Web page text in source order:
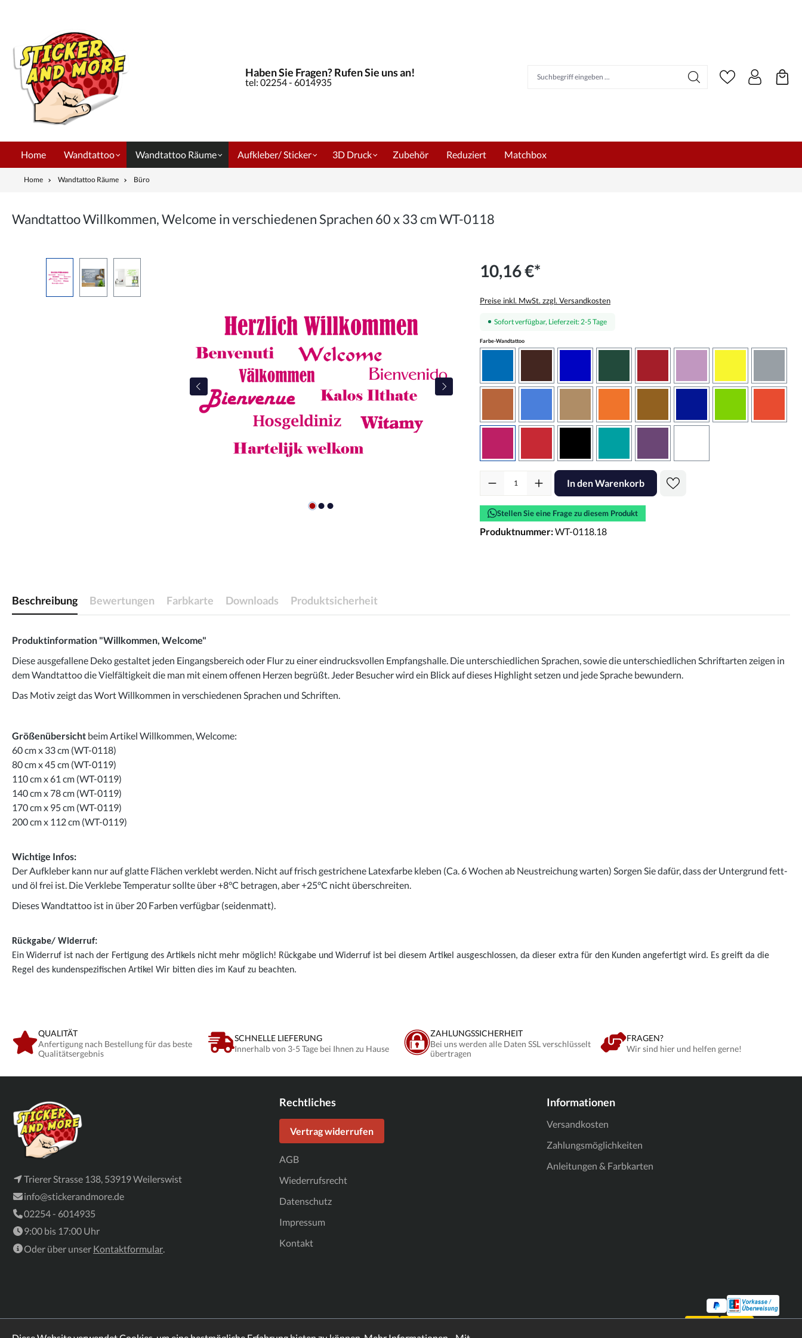
Haben Sie Fragen? Rufen Sie uns an!
tel: 02254 - 6014935
Home Wandtattoo Wandtattoo Räume Aufkleber/ Sticker 3D Druck Zubehör Reduziert Matchbox
Home Wandtattoo Räume Büro
Wandtattoo Willkommen, Welcome in verschiedenen Sprachen 60 x 33 cm WT-0118
10,16 €*
Preise inkl. MwSt. zzgl. Versandkosten
Sofort verfügbar, Lieferzeit: 2-5 Tage
Farbe-Wandtattooauswählen
Produkt Anzahl: Gib den gewünschten Wert ein oder benutze die Schaltflächen
In den Warenkorb
Stellen Sie eine Frage zu diesem Produkt
Produktnummer:WT-0118.18
Beschreibung Bewertungen Farbkarte Downloads Produktsicherheit
Produktinformation "Willkommen, Welcome"
Diese ausgefallene Deko gestaltet jeden Eingangsbereich oder Flur zu einer eindrucksvollen Empfangshalle. Die unterschiedlichen Sprachen, sowie die unterschiedlichen Schriftarten zeigen in
dem Wandtattoo die Vielfältigkeit die man mit einem offenen Herzen begrüßt. Jeder Besucher wird ein Blick auf dieses Highlight setzen und jede Sprache bewundern.
Das Motiv zeigt das Wort Willkommen in verschiedenen Sprachen und Schriften.
Größenübersicht beim Artikel Willkommen, Welcome:
60 cm x 33 cm (WT-0118)
80 cm x 45 cm (WT-0119)
110 cm x 61 cm (WT-0119)
140 cm x 78 cm (WT-0119)
170 cm x 95 cm (WT-0119)
200 cm x 112 cm (WT-0119)
Wichtige Infos:
Der Aufkleber kann nur auf glatte Flächen verklebt werden. Nicht auf frisch gestrichene Latexfarbe kleben (Ca. 6 Wochen ab Neustreichung warten) Sorgen Sie dafür, dass der Untergrund fett-
und öl frei ist. Die Verklebe Temperatur sollte über +8°C betragen, aber +25°C nicht überschreiten.
Dieses Wandtattoo ist in über 20 Farben verfügbar (seidenmatt).
Rückgabe/ Widerruf:
Ein Widerruf ist nach der Fertigung des Artikels nicht mehr möglich! Rückgabe und Widerruf ist bei diesem Artikel ausgeschlossen, da dieser extra für den Kunden angefertigt wird. Es greift da die
Regel des kundenspezifischen Artikel Wir bitten dies im Kauf zu beachten.
QUALITÄT
Anfertigung nach Bestellung für das beste
Qualitätsergebnis
SCHNELLE LIEFERUNG
Innerhalb von 3-5 Tage bei Ihnen zu Hause
ZAHLUNGSSICHERHEIT
Bei uns werden alle Daten SSL verschlüsselt
übertragen
FRAGEN?
Wir sind hier und helfen gerne!
Trierer Strasse 138, 53919 Weilerswist
info@stickerandmore.de
02254 - 6014935
9:00 bis 17:00 Uhr
Oder über unser Kontaktformular.
Rechtliches
Vertrag widerrufen
AGB
Wiederrufsrecht
Datenschutz
Impressum
Kontakt
Informationen
Versandkosten
Zahlungsmöglichkeiten
Anleitungen & Farbkarten